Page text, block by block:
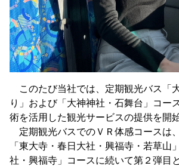
このたび当社では、定期観光バス「
り」および「大神神社・石舞台」コー
術を活用した観光サービスの提供を開
定期観光バスでのＶＲ体感コースは
「東大寺・春日大社・興福寺・若草山
社・興福寺」コースに続いて第２弾目